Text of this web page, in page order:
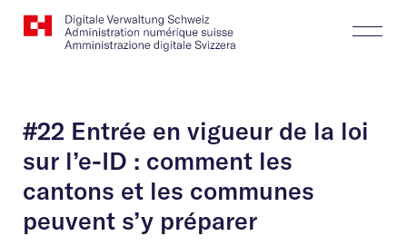
Website
Logo
Recherche
#22 Entrée en vigueur de la loi
sur l’e-ID : comment les
cantons et les communes
peuvent s’y préparer